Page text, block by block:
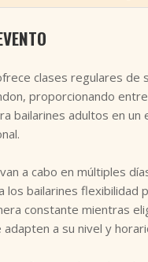
clases regulares de
proporcionando
bailarines adultos en un
a cabo en múltiples
los bailarines flexibilidad
constante mientras
a su nivel y